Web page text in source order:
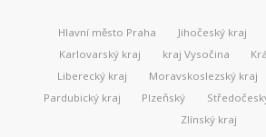
Hlavní město Praha Jihočeský kraj
Karlovarský kraj
kraj Vysočina
Liberecký kraj
Moravskoslezský kraj
Pardubický kraj
Plzeňský
Zlínský kraj